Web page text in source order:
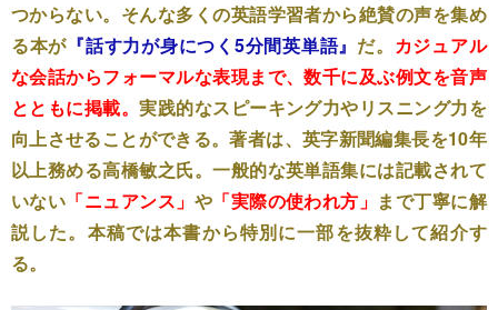
つからない。そんな多くの英語学習者から絶賛の声を集め
る本が 『話す力が身につく5分間英単語』 だ。 カジュアル
な会話からフォーマルな表現まで、数千に及ぶ例文を音声
とともに掲載。実践的なスピーキング力やリスニング力を
向上させることができる。著者は、英字新聞編集長を10年
以上務める高橋敏之氏。一般的な英単語集には記載されて
いない 「ニュアンス」 や 「実際の使われ方」 まで丁寧に解
説した。本稿では本書から特別に一部を抜粋して紹介す
る。